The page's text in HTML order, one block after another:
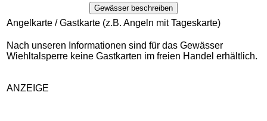
Gewässer beschreiben
Angelkarte / Gastkarte (z.B. Angeln mit Tageskarte)
Nach unseren Informationen sind für das Gewässer
Wiehltalsperre keine Gastkarten im freien Handel erhältlich.
ANZEIGE